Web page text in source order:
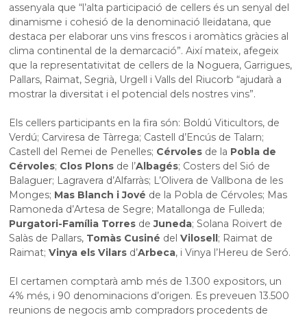
assenyala que “l’alta participació de cellers és un senyal del
dinamisme i cohesió de la denominació lleidatana, que
destaca per elaborar uns vins frescos i aromàtics gràcies al
clima continental de la demarcació”. Així mateix, afegeix
que la representativitat de cellers de la Noguera, Garrigues,
Pallars, Raimat, Segrià, Urgell i Valls del Riucorb “ajudarà a
mostrar la diversitat i el potencial dels nostres vins”.
Els cellers participants en la fira són: Boldú Viticultors, de
Verdú; Carviresa de Tàrrega; Castell d’Encús de Talarn;
Castell del Remei de Penelles; Cérvoles de la Pobla de
Cérvoles; Clos Plons de l’Albagés; Costers del Sió de
Balaguer; Lagravera d’Alfarràs; L’Olivera de Vallbona de les
Monges; Mas Blanch i Jové de la Pobla de Cérvoles; Mas
Ramoneda d’Artesa de Segre; Matallonga de Fulleda;
Purgatori-Família Torres deJuneda; Solana Roivert de
Salàs de Pallars, Tomàs Cusiné delVilosell; Raimat de
Raimat;Vinya els Vilars d’Arbeca, i Vinya l’Hereu de Seró.
El certamen comptarà amb més de 1.300 expositors, un
4% més, i 90 denominacions d’origen. Es preveuen 13.500
reunions de negocis amb compradors procedents de